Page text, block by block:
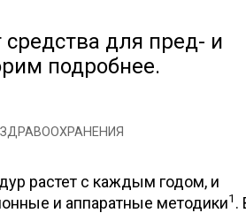
для пред- и
подробнее.
растет с каждым годом, и
и аппаратные методики1 .